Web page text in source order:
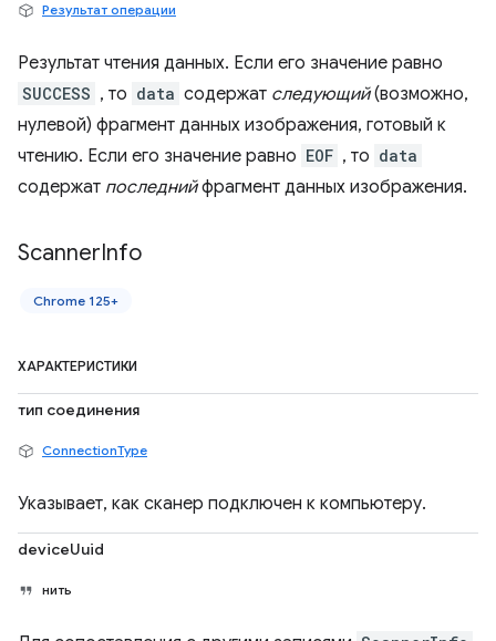
Результат операции
Результат чтения данных. Если его значение равно
SUCCESS , то data содержат следующий(возможно,
нулевой) фрагмент данных изображения, готовый к
чтению. Если его значение равно EOF , то data
содержат последнийфрагмент данных изображения.
ScannerInfo
Chrome 125+
ХАРАКТЕРИСТИКИ
тип соединения
ConnectionType
Указывает, как сканер подключен к компьютеру.
deviceUuid
нить